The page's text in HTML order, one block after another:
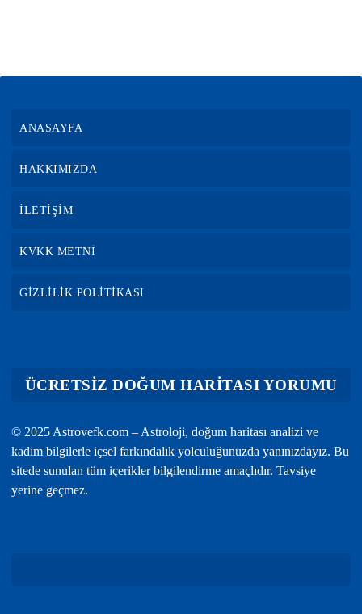
ANASAYFA
HAKKIMIZDA
İLETİŞİM
KVKK METNİ
GİZLİLİK POLİTİKASI
ÜCRETSİZ DOĞUM HARİTASI YORUMU
© 2025 Astrovefk.com – Astroloji, doğum haritası analizi ve
kadim bilgilerle içsel farkındalık yolculuğunuzda yanınızdayız. Bu
sitede sunulan tüm içerikler bilgilendirme amaçlıdır. Tavsiye
yerine geçmez.